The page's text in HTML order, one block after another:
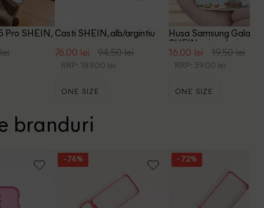
Pro SHEIN, Casti SHEIN, alb/argintiu
76.00 lei 94.50 lei
RRP: 189.00 lei
ONE SIZE
Husa Samsung Galaxy
SHEIN, mix culori
16.00 lei 19.50 lei
RRP: 39.00 lei
ONE SIZE
branduri
- 74% - 72%